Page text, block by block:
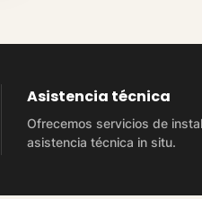
Asistencia técnica
Ofrecemos servicios de
asistencia técnica in situ.